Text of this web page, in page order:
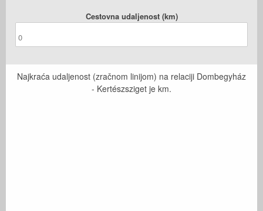
Cestovna udaljenost (km)
Najkraća udaljenost (zračnom linijom) na relaciji Dombegyház
- Kertészsziget je km.